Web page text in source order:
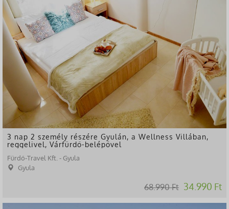
3 nap 2 személy részére Gyulán, a Wellness Villában,
reggelivel, Várfürdő-belépővel
Fürdő-Travel Kft. - Gyula
Gyula
68.990 Ft 34.990 Ft